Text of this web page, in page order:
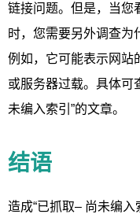
链接问题。但是，当您
时，您需要另外调查为
例如，它可能表示网站
或服务器过载。具体可
未编入索引”的文章。
结语
造成“已抓取– 尚未编